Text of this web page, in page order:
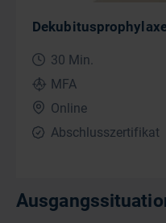
30 Min.
MFA
Online
Abschlusszertifikat